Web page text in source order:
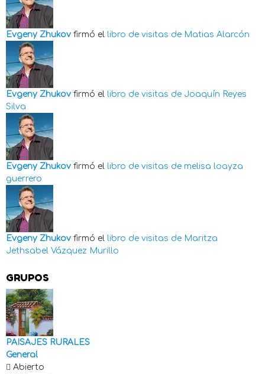
Evgeny Zhukov firmó el libro de visitas de Matias Alarcón
Evgeny Zhukov firmó el libro de visitas de Joaquín Reyes
Silva
Evgeny Zhukov firmó el libro de visitas de melisa loayza
guerrero
Evgeny Zhukov firmó el libro de visitas de Maritza
Jethsabel Vázquez Murillo
GRUPOS
PAISAJES RURALES
General
Abierto